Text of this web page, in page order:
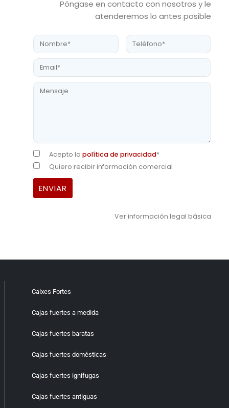
Póngase en contacto con nosotros y le
atenderemos lo antes posible
Acepto la política de privacidad*
Quiero recibir información comercial
Ver información legal básica
Caixes Fortes
Cajas fuertes a medida
Cajas fuertes baratas
Cajas fuertes domésticas
Cajas fuertes ignífugas
Cajas fuertes antiguas